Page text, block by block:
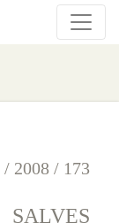
/ 2008 / 173
SALVES